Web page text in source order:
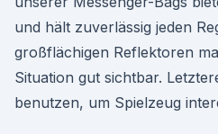
und hält zuverlässig jeden
großflächigen Reflektoren
Situation gut sichtbar.
benutzen, um Spielzeug